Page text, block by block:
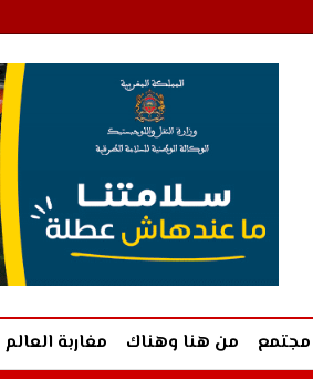
مجتمع من هنا وهناك مغاربة العالم